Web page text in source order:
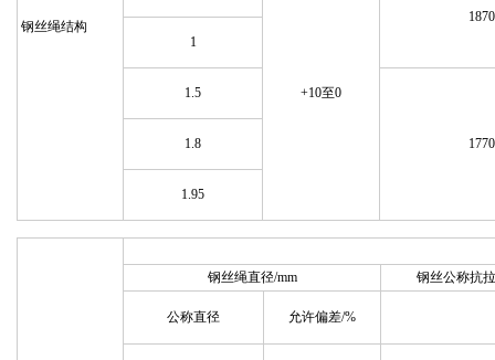
钢丝绳结构
+10至0
1870
1
1.5
1770
1.8
1.95
钢丝绳直径/mm 钢丝公称抗
公称直径 允许偏差/%